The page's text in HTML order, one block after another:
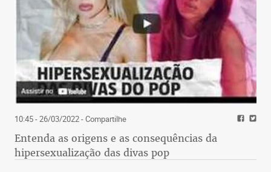
10:45 - 26/03/2022- Compartilhe
Entenda as origens e as consequências da
hipersexualização das divas pop